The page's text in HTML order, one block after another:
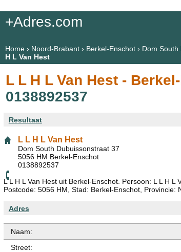
+Adres.com
Home› Noord-Brabant› Berkel-Enschot› Dom South
H L Van Hest
L L H L Van Hest -
0138892537
Resultaat
L L H L Van Hest
Dom South Dubuissonstraat 37
5056 HM Berkel-Enschot
0138892537
L L H L Van Hest uit Berkel-Enschot. Persoon: L L H L
Postcode: 5056 HM, Stad: Berkel-Enschot, Provincie:
Adres
Naam:
Street: